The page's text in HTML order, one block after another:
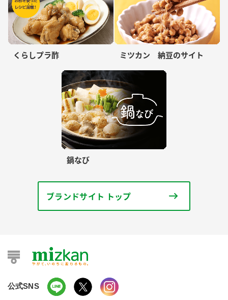
くらしプラ酢 ミツカン 納豆のサイト
鍋なび
ブランドサイト トップ
公式SNS